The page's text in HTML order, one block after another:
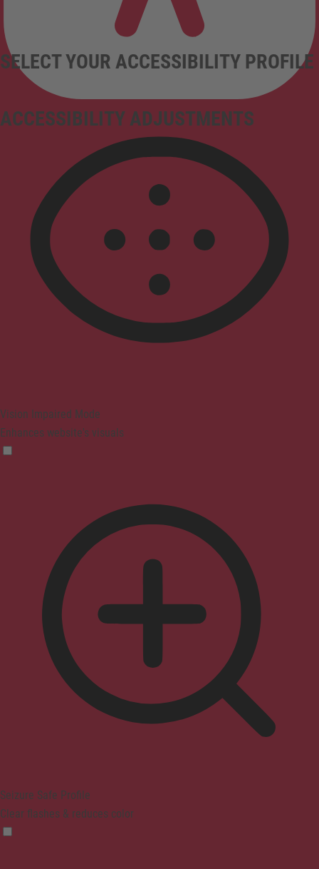
ACCESSIBILITY ADJUSTMENTS
SELECT YOUR ACCESSIBILITY PROFILE
Vision Impaired Mode
Enhances website's visuals
Seizure Safe Profile
Clear flashes & reduces color